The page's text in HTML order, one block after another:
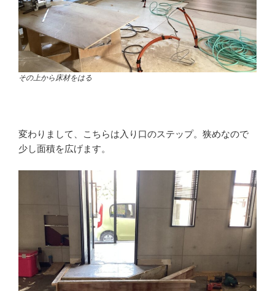
その上から床材をはる
変わりまして、こちらは入り口のステップ。狭めなので
少し面積を広げます。